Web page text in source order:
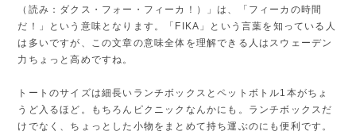
（読み：ダクス・フォー・フィーカ！）」は、「フィーカの時間
だ！」という意味となります。「FIKA」という言葉を知っている人
は多いですが、この文章の意味全体を理解できる人はスウェーデン
力ちょっと高めですね。
トートのサイズは細長いランチボックスとペットボトル1本がちょ
うど入るほど。もちろんピクニックなんかにも。ランチボックスだ
けでなく、ちょっとした小物をまとめて持ち運ぶのにも便利です。